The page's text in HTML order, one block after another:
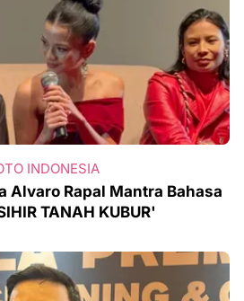
INDONESIA
Alvaro Rapal Mantra Bahasa
TANAH KUBUR'